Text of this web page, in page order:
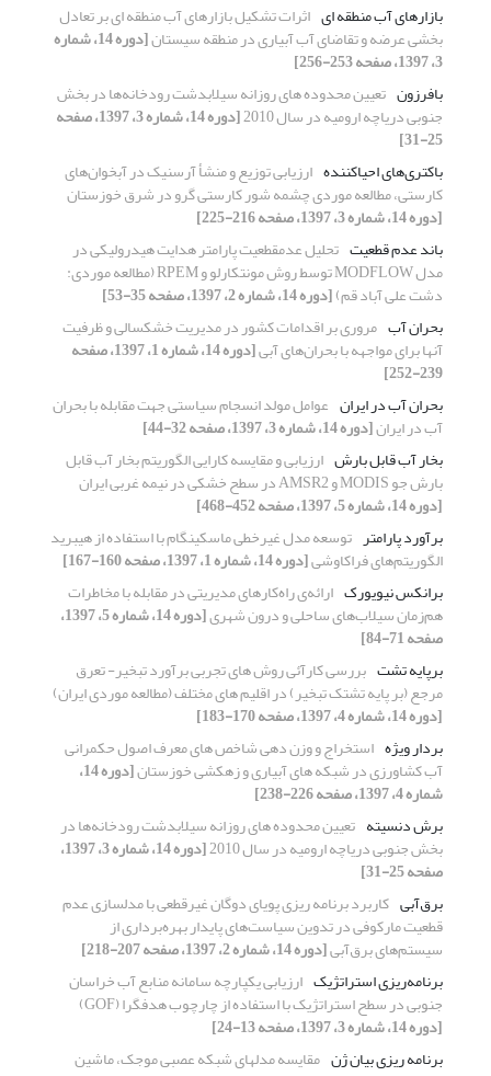
بازارهای آب منطقه ای اثرات تشکیل بازارهای آب منطقه ای بر تعادل
بخشی عرضه و تقاضای آب آبیاری در منطقه سیستان [دوره 14، شماره
3، 1397، صفحه 253-256]
بافرزون تعیین محدوده های روزانه سیلابدشت رودخانه‌ها در بخش
جنوبی دریاچه ارومیه در سال 2010 [دوره 14، شماره 3، 1397، صفحه
25-31]
باکتری‌های احیاکننده ارزیابی توزیع و منشأ آرسنیک در آبخوان‌های
کارستی، مطالعه موردی چشمه شور کارستی گرو در شرق خوزستان
[دوره 14، شماره 3، 1397، صفحه 216-225]
باند عدم‏ قطعیت تحلیل عدم‏قطعیت پارامتر هدایت هیدرولیکی در
مدل MODFLOW توسط روش مونت‏کارلو و RPEM (مطالعه موردی:
دشت علی ‏آباد قم)[دوره 14، شماره 2، 1397، صفحه 35-53]
بحران آب مروری بر اقدامات کشور در مدیریت خشکسالی و ظرفیت
آنها برای مواجهه با بحران‌های آبی [دوره 14، شماره 1، 1397، صفحه
239-252]
بحران آب در ایران عوامل مولد انسجام سیاستی جهت مقابله با بحران
آب در ایران[دوره 14، شماره 3، 1397، صفحه 32-44]
بخار آب قابل بارش ارزیابی و مقایسه کارایی الگوریتم بخار آب قابل
بارش جو MODIS و AMSR2 در سطح خشکی در نیمه غربی ایران
[دوره 14، شماره 5، 1397، صفحه 452-468]
برآورد پارامتر توسعه مدل غیرخطی ماسکینگام با استفاده از هیبرید
الگوریتم‌های فراکاوشی[دوره 14، شماره 1، 1397، صفحه 160-167]
برانکس نیویورک ارائه‌ی راه‌کارهای مدیریتی در مقابله با مخاطرات
هم‌زمان سیلاب‌های ساحلی و درون شهری [دوره 14، شماره 5، 1397،
صفحه 71-84]
برپایه تشت بررسی کارآئی روش های تجربی برآورد تبخیر- تعرق
مرجع (بر پایه تشتک تبخیر) در اقلیم های مختلف (مطالعه موردی ایران)
[دوره 14، شماره 4، 1397، صفحه 170-183]
بردار ویژه استخراج و وزن دهی شاخص های معرف اصول حکمرانی
آب کشاورزی در شبکه های آبیاری و زهکشی خوزستان [دوره 14،
شماره 4، 1397، صفحه 226-238]
برش دنسیته تعیین محدوده های روزانه سیلابدشت رودخانه‌ها در
بخش جنوبی دریاچه ارومیه در سال 2010 [دوره 14، شماره 3، 1397،
صفحه 25-31]
برق‌آبی کاربرد برنامه‏ ریزی پویای دوگان غیرقطعی با مدلسازی عدم
قطعیت مارکوفی در تدوین سیاست‌های پایدار بهره‌برداری از
سیستم‌‌های برق‌آبی[دوره 14، شماره 2، 1397، صفحه 207-218]
برنامه‌ریزی استراتژیک ارزیابی یکپارچه سامانه منابع آب خراسان
جنوبی در سطح استراتژیک با استفاده از چارچوب هدفگرا (GOF)
[دوره 14، شماره 3، 1397، صفحه 13-24]
برنامه ریزی بیان ژن مقایسه مدلهای شبکه عصبی موجک، ماشین